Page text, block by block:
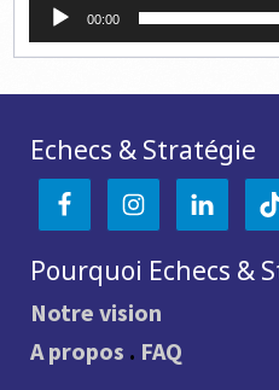
00:00
Echecs & Stratégie
Pourquoi Echecs &
Notre vision
A propos . FAQ